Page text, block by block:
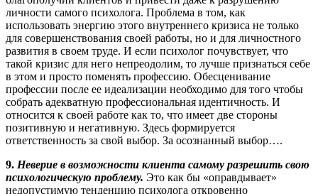
личности самого психолога. Проблема в том, как
использовать энергию этого внутреннего кризиса не только
для совершенствования своей работы, но и для личностного
развития в своем труде. И если психолог почувствует, что
такой кризис для него непреодолим, то лучше признаться себе
в этом и просто поменять профессию. Обесценивание
профессии после ее идеализации необходимо для того чтобы
собрать адекватную профессиональная идентичность. И
относится к своей работе как то, что имеет две стороны
позитивную и негативную. Здесь формируется
ответственность за свой выбор. За осознанный выбор….
9. Неверие в возможности клиента самому разрешить свою
психологическую проблему. Это как бы «оправдывает»
недопустимую тенденцию психолога откровенно